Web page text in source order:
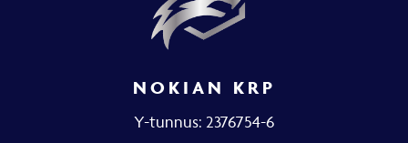
NOKIAN KRP
Y-tunnus: 2376754-6